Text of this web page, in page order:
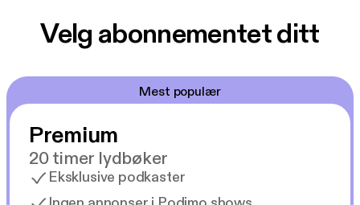
Velg abonnementet ditt
Mest populær
Premium
20 timer lydbøker
Eksklusive podkaster